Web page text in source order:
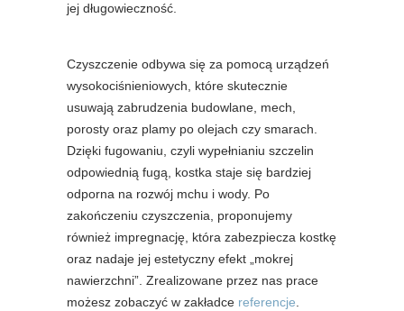
jej długowieczność.
Czyszczenie odbywa się za pomocą urządzeń
wysokociśnieniowych, które skutecznie
usuwają zabrudzenia budowlane, mech,
porosty oraz plamy po olejach czy smarach.
Dzięki fugowaniu, czyli wypełnianiu szczelin
odpowiednią fugą, kostka staje się bardziej
odporna na rozwój mchu i wody. Po
zakończeniu czyszczenia, proponujemy
również impregnację, która zabezpiecza kostkę
oraz nadaje jej estetyczny efekt „mokrej
nawierzchni”. Zrealizowane przez nas prace
możesz zobaczyć w zakładce referencje.